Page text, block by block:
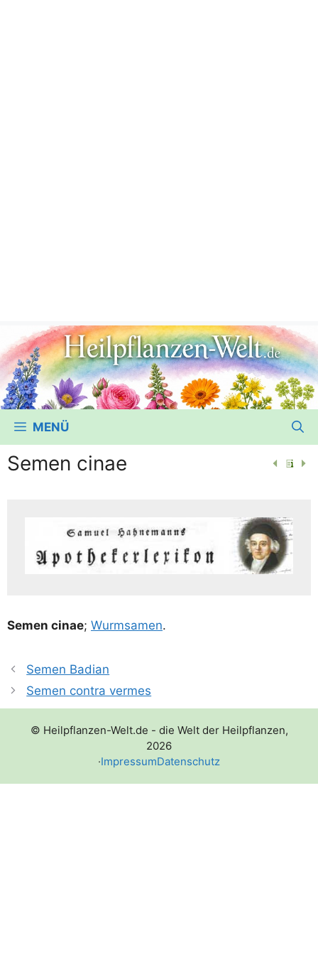
MENÜ
Semen cinae
Semen cinae; Wurm­sa­men.
Semen Badian
Semen contra vermes
© Heilpflanzen-Welt.de - die Welt der Heilpflanzen,
2026
·ImpressumDatenschutz